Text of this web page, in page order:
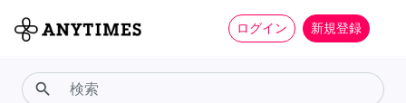
ログイン 新規登録
search